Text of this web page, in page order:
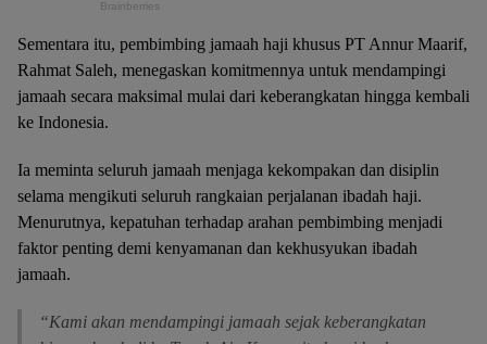
Sementara itu, pembimbing jamaah haji khusus PT Annur Maarif,
Rahmat Saleh, menegaskan komitmennya untuk mendampingi
jamaah secara maksimal mulai dari keberangkatan hingga kembali
ke Indonesia.
Ia meminta seluruh jamaah menjaga kekompakan dan disiplin
selama mengikuti seluruh rangkaian perjalanan ibadah haji.
Menurutnya, kepatuhan terhadap arahan pembimbing menjadi
faktor penting demi kenyamanan dan kekhusyukan ibadah
jamaah.
“Kami akan mendampingi jamaah sejak keberangkatan